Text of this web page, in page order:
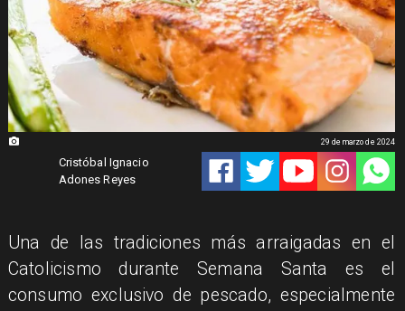
Cristóbal Ignacio
Adones Reyes
29 de marzo de 2024
​Una de las tradiciones más arraigadas en el
Catolicismo durante Semana Santa es el
consumo exclusivo de pescado, especialmente